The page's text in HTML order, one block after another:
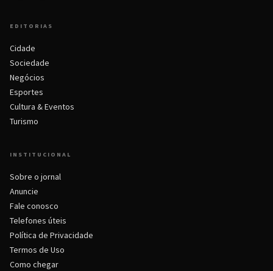
EDITORIAS
Cidade
Sociedade
Negócios
Esportes
Cultura & Eventos
Turismo
INSTITUCIONAL
Sobre o jornal
Anuncie
Fale conosco
Telefones úteis
Política de Privacidade
Termos de Uso
Como chegar